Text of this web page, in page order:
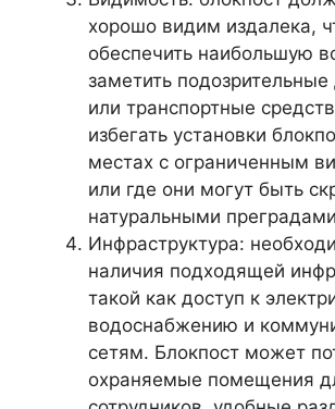
хорошо видим издалека,
обеспечить наибольшую
заметить подозрительные
или транспортные
избегать установки
местах с ограниченным
или где они могут быть
натуральными
Инфраструктура:
наличия подходящей
такой как доступ к
водоснабжению и
сетям. Блокпост может
охраняемые помещения